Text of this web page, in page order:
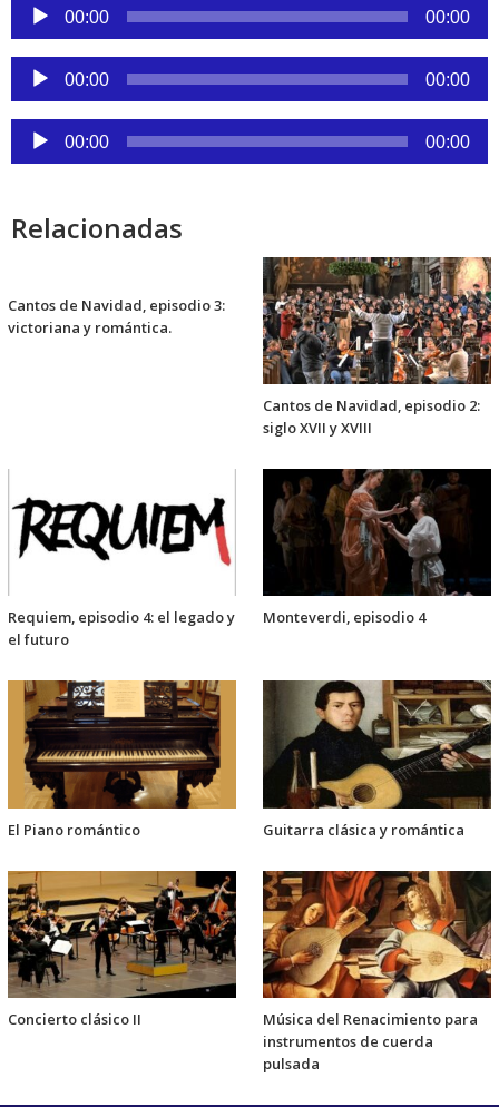
Reproductor
de
audio
00:00 00:00
Reproductor
de
audio
00:00 00:00
Reproductor
de
00:00 00:00
Relacionadas
Cantos de Navidad, episodio 3:
victoriana y romántica.
Cantos de Navidad, episodio 2:
siglo XVII y XVIII
Requiem, episodio 4: el legado y
el futuro
Monteverdi, episodio 4
El Piano romántico Guitarra clásica y romántica
Concierto clásico II
Música del Renacimiento para
instrumentos de cuerda
pulsada